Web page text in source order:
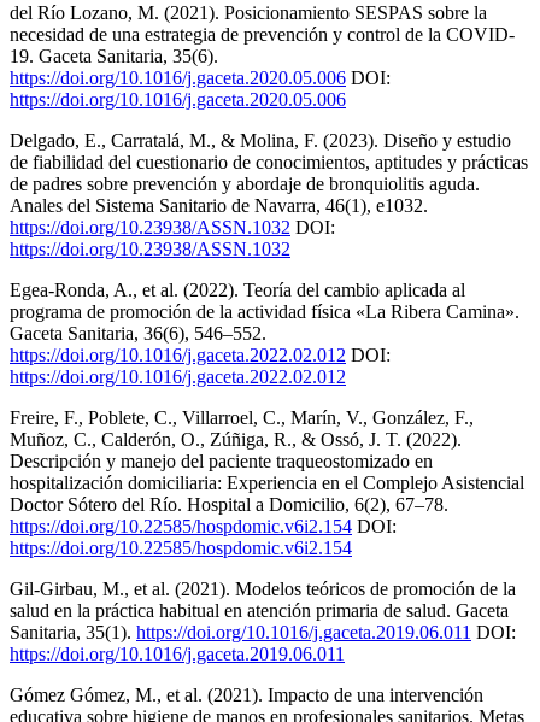
del Río Lozano, M. (2021). Posicionamiento SESPAS sobre la
necesidad de una estrategia de prevención y control de la COVID-
19. Gaceta Sanitaria, 35(6).
https://doi.org/10.1016/j.gaceta.2020.05.006 DOI:
https://doi.org/10.1016/j.gaceta.2020.05.006
Delgado, E., Carratalá, M., & Molina, F. (2023). Diseño y estudio
de fiabilidad del cuestionario de conocimientos, aptitudes y prácticas
de padres sobre prevención y abordaje de bronquiolitis aguda.
Anales del Sistema Sanitario de Navarra, 46(1), e1032.
https://doi.org/10.23938/ASSN.1032 DOI:
https://doi.org/10.23938/ASSN.1032
Egea-Ronda, A., et al. (2022). Teoría del cambio aplicada al
programa de promoción de la actividad física «La Ribera Camina».
Gaceta Sanitaria, 36(6), 546–552.
https://doi.org/10.1016/j.gaceta.2022.02.012 DOI:
https://doi.org/10.1016/j.gaceta.2022.02.012
Freire, F., Poblete, C., Villarroel, C., Marín, V., González, F.,
Muñoz, C., Calderón, O., Zúñiga, R., & Ossó, J. T. (2022).
Descripción y manejo del paciente traqueostomizado en
hospitalización domiciliaria: Experiencia en el Complejo Asistencial
Doctor Sótero del Río. Hospital a Domicilio, 6(2), 67–78.
https://doi.org/10.22585/hospdomic.v6i2.154 DOI:
https://doi.org/10.22585/hospdomic.v6i2.154
Gil-Girbau, M., et al. (2021). Modelos teóricos de promoción de la
salud en la práctica habitual en atención primaria de salud. Gaceta
Sanitaria, 35(1). https://doi.org/10.1016/j.gaceta.2019.06.011 DOI:
https://doi.org/10.1016/j.gaceta.2019.06.011
Gómez Gómez, M., et al. (2021). Impacto de una intervención
educativa sobre higiene de manos en profesionales sanitarios. Metas